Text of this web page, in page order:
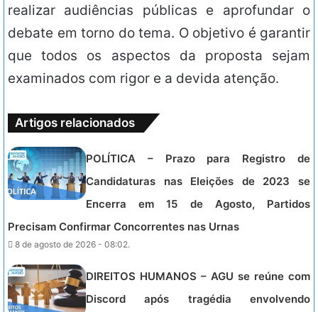
realizar audiências públicas e aprofundar o
debate em torno do tema. O objetivo é garantir
que todos os aspectos da proposta sejam
examinados com rigor e a devida atenção.
Artigos relacionados
POLÍTICA – Prazo para Registro de
Candidaturas nas Eleições de 2023 se
Encerra em 15 de Agosto, Partidos
Precisam Confirmar Concorrentes nas Urnas
8 de agosto de 2026 - 08:02.
DIREITOS HUMANOS – AGU se reúne com
Discord após tragédia envolvendo